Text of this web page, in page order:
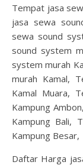
Tempat jasa
jasa sewa
sewa sound
sound system
system murah
murah Kamal,
Kamal Muara,
Kampung
Kampung Bali,
Kampung Besar,
Daftar Harga